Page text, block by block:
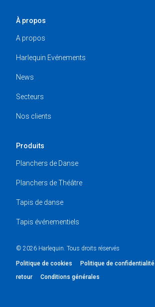
À propos
A propos
Harlequin Evénements
News
Secteurs
Nos clients
Produits
Planchers de Danse
Planchers de Théâtre
Tapis de danse
Tapis événementiels
© 2026 Harlequin. Tous droits réservés
Politique de cookies Politique de confidentialité
retour
Conditions générales